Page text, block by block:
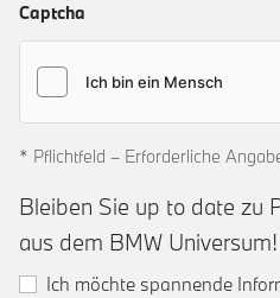
Captcha
* Pflichtfeld – Erforderliche
Bleiben Sie up to date zu
aus dem BMW Universum!
Ich möchte spannende